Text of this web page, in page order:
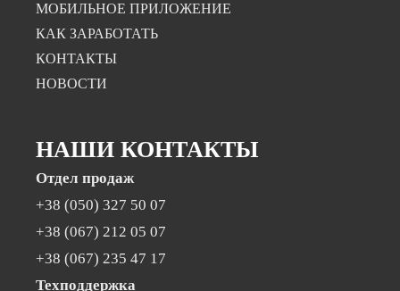
МОБИЛЬНОЕ ПРИЛОЖЕНИЕ
КАК ЗАРАБОТАТЬ
КОНТАКТЫ
НОВОСТИ
НАШИ КОНТАКТЫ
Отдел продаж
+38 (050) 327 50 07
+38 (067) 212 05 07
+38 (067) 235 47 17
Техподдержка